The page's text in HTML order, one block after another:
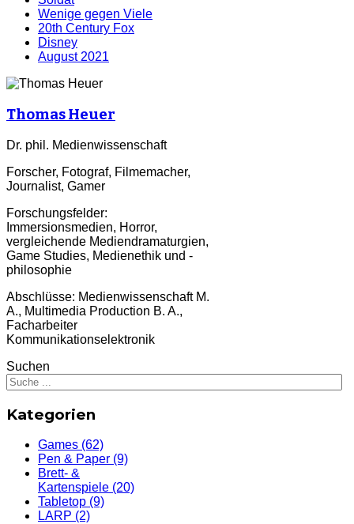
Wenige gegen Viele
20th Century Fox
Disney
August 2021
Thomas Heuer
Dr. phil. Medienwissenschaft
Forscher, Fotograf, Filmemacher,
Journalist, Gamer
Forschungsfelder:
Immersionsmedien, Horror,
vergleichende Mediendramaturgien,
Game Studies, Medienethik und -
philosophie
Abschlüsse: Medienwissenschaft M.
A., Multimedia Production B. A.,
Facharbeiter
Kommunikationselektronik
Suchen
Kategorien
Games (62)
Pen & Paper (9)
Brett- &
Kartenspiele (20)
Tabletop (9)
LARP (2)